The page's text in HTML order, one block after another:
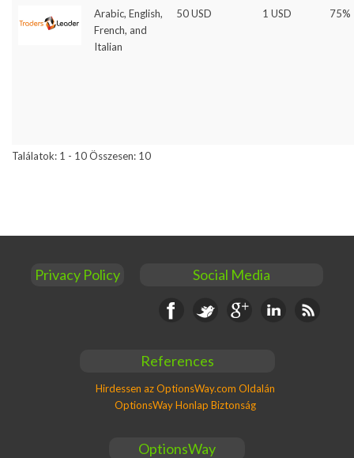
Arabic, English,
French, and
Italian
50 USD 1 USD 75%
Találatok: 1 - 10 Összesen: 10
Privacy Policy Social Media
Facebook Google+ Linkedin RSS
References
Hirdessen az OptionsWay.com Oldalán
OptionsWay Honlap Biztonság
OptionsWay